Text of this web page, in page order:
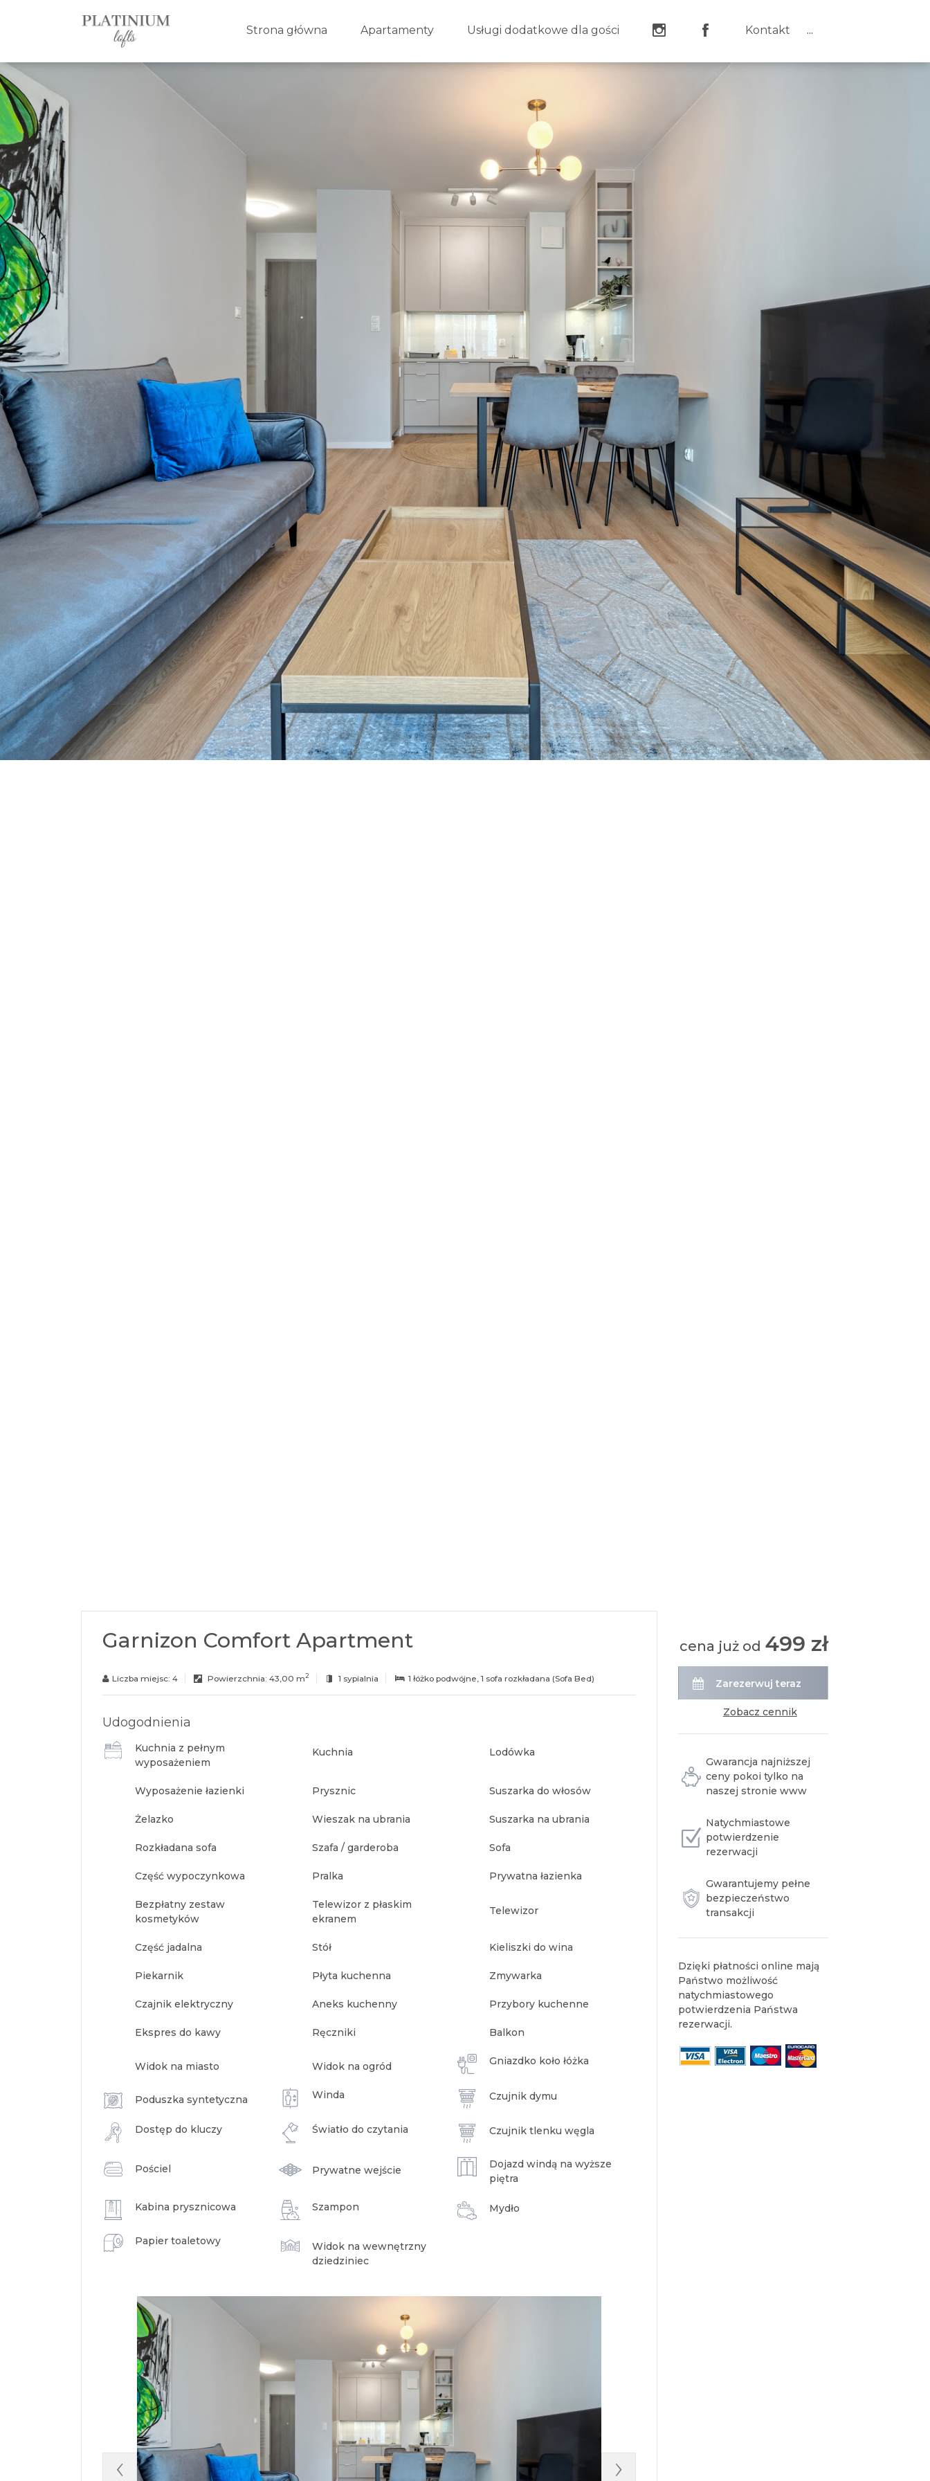
Strona główna Apartamenty Usługi dodatkowe dla gości Kontakt ...
Garnizon Comfort Apartment
Liczba miejsc: 4 Powierzchnia: 43,00 m2 1 sypialnia 1 łóżko podwójne , 1 sofa rozkładana (Sofa Bed)
Udogodnienia
Kuchnia z pełnym
wyposażeniem
Kuchnia Lodówka
Wyposażenie łazienki Prysznic Suszarka do włosów
Żelazko Wieszak na ubrania Suszarka na ubrania
Rozkładana sofa Szafa / garderoba Sofa
Część wypoczynkowa Pralka Prywatna łazienka
Bezpłatny zestaw
kosmetyków
Telewizor z płaskim
ekranem
Telewizor
Część jadalna Stół Kieliszki do wina
Piekarnik Płyta kuchenna Zmywarka
Czajnik elektryczny Aneks kuchenny Przybory kuchenne
Ekspres do kawy Ręczniki Balkon
Widok na miasto Widok na ogród Gniazdko koło łóżka
Poduszka syntetyczna Winda Czujnik dymu
Dostęp do kluczy Światło do czytania Czujnik tlenku węgla
Pościel Prywatne wejście
Dojazd windą na wyższe
piętra
Kabina prysznicowa Szampon Mydło
Papier toaletowy
Widok na wewnętrzny
dziedziniec
cena już od 499 zł
Zarezerwuj teraz
zobacz cennik
Gwarancja najniższej
ceny pokoi tylko na
naszej stronie www
Natychmiastowe
potwierdzenie
rezerwacji
Gwarantujemy pełne
bezpieczeństwo
transakcji
Dzięki płatności online mają
Państwo możliwość
natychmiastowego
potwierdzenia Państwa
rezerwacji.